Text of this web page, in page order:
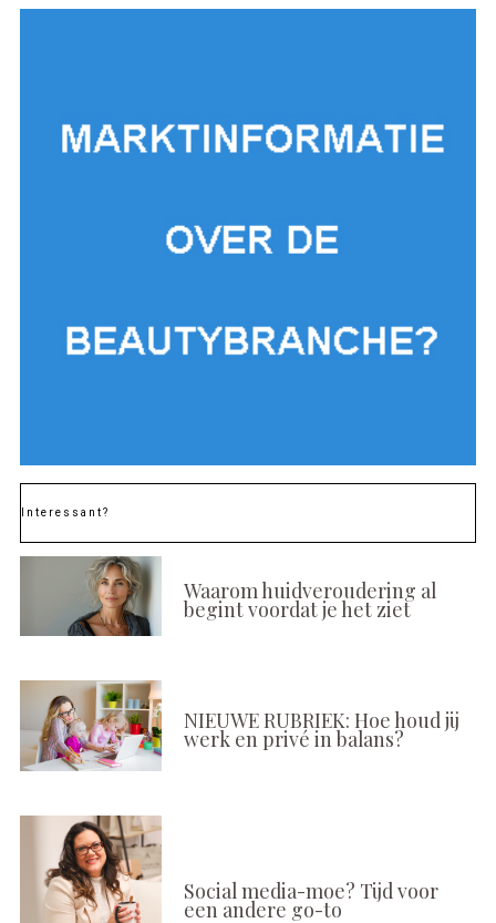
Interessant?
Waarom huidveroudering al
begint voordat je het ziet
NIEUWE RUBRIEK: Hoe houd jij
werk en privé in balans?
Social media-moe? Tijd voor
een andere go-to